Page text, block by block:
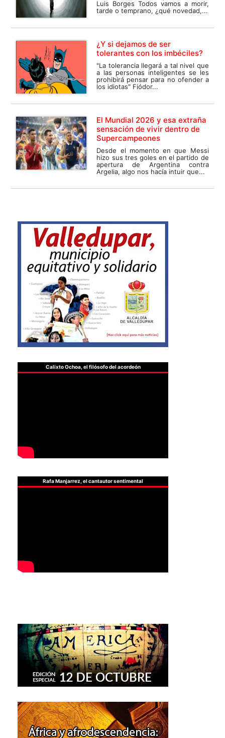
Luis Borges Todos vamos a morir,
tarde o temprano, ¿qué novedad,...
¿Y si dejamos de ser
tolerantes con los imbéciles?
"La tolerancia llegará a tal nivel que
a las personas inteligentes se les
prohibirá pensar para no ofender a
los idiotas" Fiódor...
El Mundial 2026 y esa extraña
sensación de vivir dentro de
Supercampeones
Desde el momento en que Messi
hizo sus tres goles en el partido de
apertura de Argentina contra
Argelia, algo nos hacía intuir que...
Calixto Ochoa, el filósofo del acordeón
Rafa Manjarrez, el cantautor sentimental